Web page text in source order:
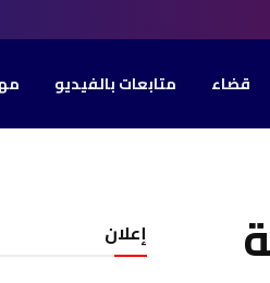
قضاء متابعات بالفيديو
إعلان